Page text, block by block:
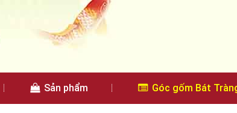
Sản phẩm Góc gốm Bát